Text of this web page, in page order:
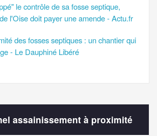
le contrôle de sa fosse septique,
l'Oise doit payer une amende - Actu.fr
des fosses septiques : un chantier qui
- Le Dauphiné Libéré
assainissement à proximité